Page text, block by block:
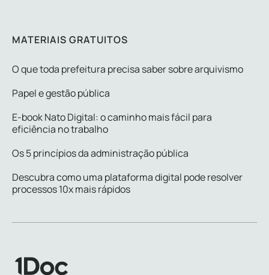
MATERIAIS GRATUITOS
O que toda prefeitura precisa saber sobre arquivismo
Papel e gestão pública
E-book Nato Digital: o caminho mais fácil para
eficiência no trabalho
Os 5 princípios da administração pública
Descubra como uma plataforma digital pode resolver
processos 10x mais rápidos